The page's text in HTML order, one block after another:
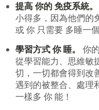
提高 你的 免疫系統。
小得多，因為他們的
或 你 只需要 多睡一
學習方式 你 睡。
你
從學習能力、思維敏
切，一切都會得到改
遇到的被整合、 處理
一樣多 你 能！